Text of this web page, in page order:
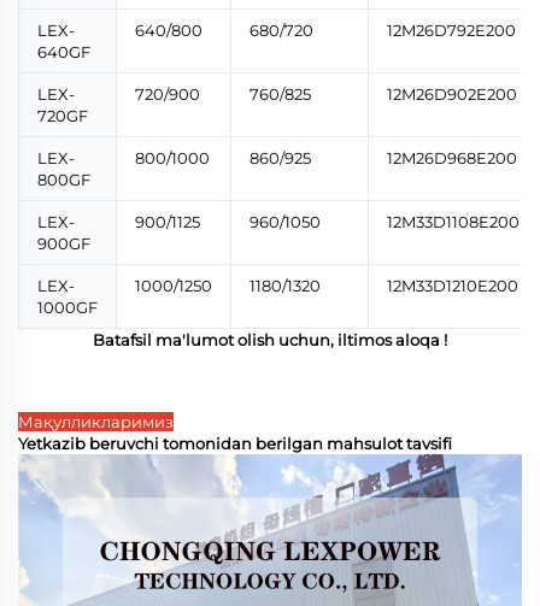
LEX-
640GF
640/800 680/720 12M26D792E200
LEX-
720GF
720/900 760/825 12M26D902E200
LEX-
800GF
800/1000 860/925 12M26D968E200
LEX-
900GF
900/1125 960/1050 12M33D1108E200
LEX-
1000GF
1000/1250 1180/1320 12M33D1210E200
Batafsil ma'lumot olish uchun, iltimosaloqa !
Мақулликларимиз
Yetkazib beruvchi tomonidan berilgan mahsulot tavsifi